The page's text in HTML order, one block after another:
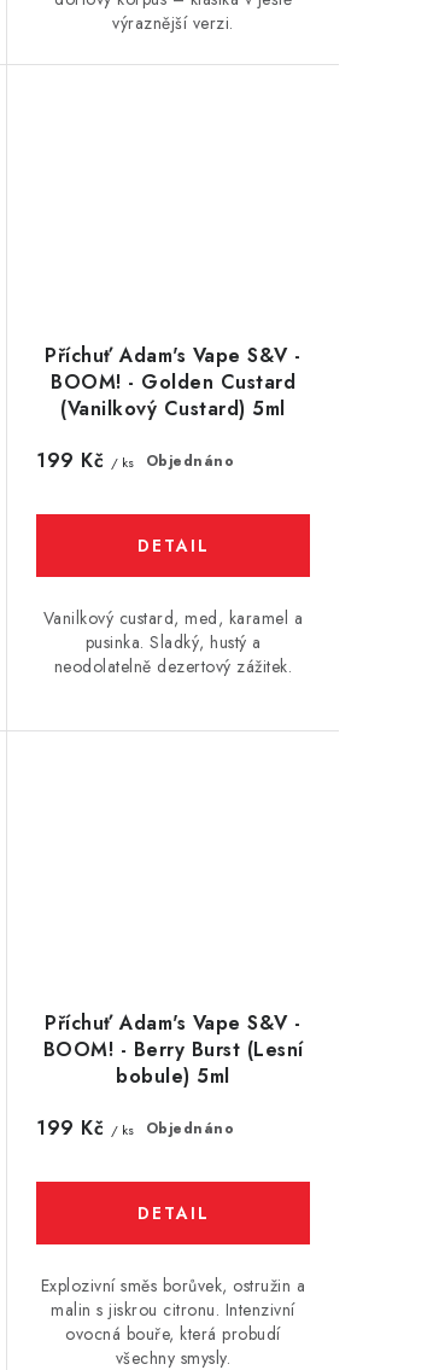
výraznější verzi.
Příchuť Adam's Vape S&V -
BOOM! - Golden Custard
(Vanilkový Custard) 5ml
Objednáno
199 Kč / ks
Vanilkový custard, med, karamel a
pusinka. Sladký, hustý a
neodolatelně dezertový zážitek.
Příchuť Adam's Vape S&V -
BOOM! - Berry Burst (Lesní
bobule) 5ml
Objednáno
199 Kč / ks
Explozivní směs borůvek, ostružin a
malin s jiskrou citronu. Intenzivní
ovocná bouře, která probudí
všechny smysly.